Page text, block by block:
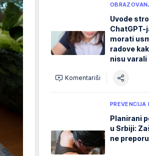
Uvode
ChatGPT-
morati
radove
nisu varali
Komentariši
PREVENCIJA
Planirani
u Srbiji:
ne